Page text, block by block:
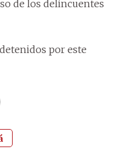
de los delincuentes
por este